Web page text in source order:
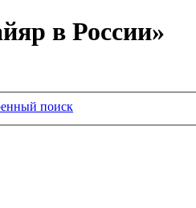
в России»
поиск